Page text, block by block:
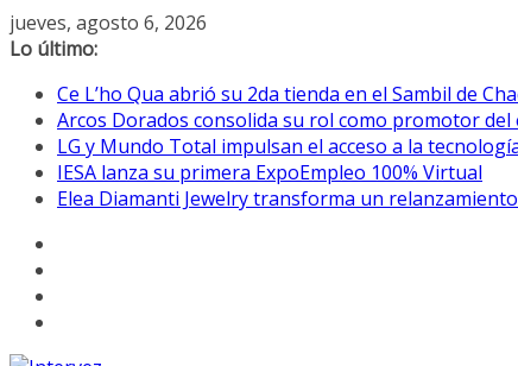
Saltar
al
jueves, agosto 6, 2026
Lo último:
Ce L’ho Qua abrió su 2da tienda
Arcos Dorados consolida su rol como promotor del
LG y Mundo Total impulsan el acceso a la
IESA lanza su primera ExpoEmpleo 100% Virtual
Elea Diamanti Jewelry transforma un